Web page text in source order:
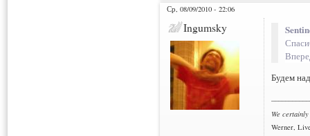
Ср, 08/09/2010 - 22:06
Ingumsky
Будем
We
Werner,